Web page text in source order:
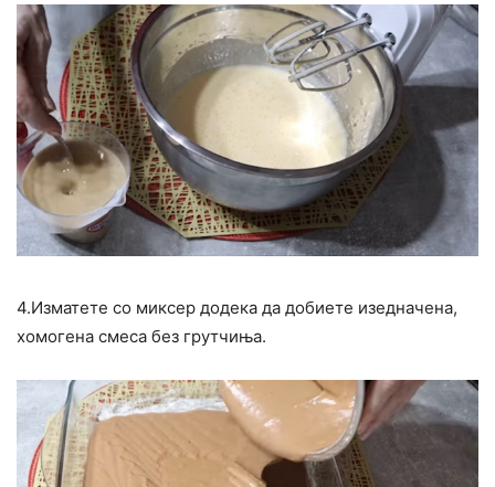
4.Изматете со миксер додека да добиете изедначена,
хомогена смеса без грутчиња.